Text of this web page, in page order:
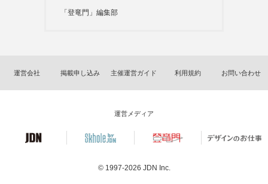
「登竜門」編集部
運営会社 掲載申し込み 主催運営ガイド 利用規約 お問い合わせ
運営メディア
© 1997-2026 JDN Inc.